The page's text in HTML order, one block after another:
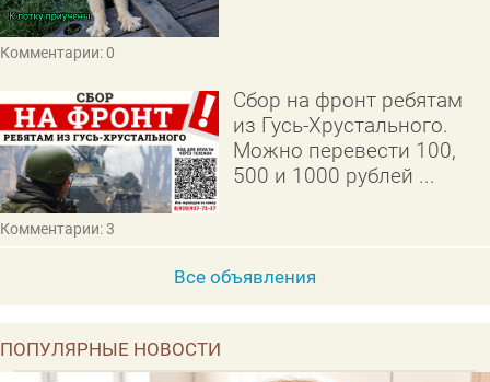
Комментарии: 0
Сбор на фронт ребятам
из Гусь-Хрустального.
Можно перевести 100,
500 и 1000 рублей ...
Комментарии: 3
Все объявления
ПОПУЛЯРНЫЕ НОВОСТИ